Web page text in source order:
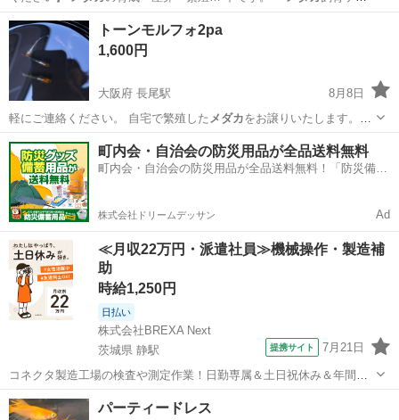
ス12L … x 3 ) ・メダカ 飼育ケース 6L … x 4 ) ・メダカ飼育ケース 4L
… x 3 ) ・
メダカ のボウル x3 ...
東京 世田谷区
トーンモルフォ2pa
1,600円
大阪府 長尾駅
8月8日
軽にご連絡ください。 自宅で繁殖した メダカをお譲りいたします。
【商品内容】 …
大阪 枚方市 長尾駅 その他
町内会・自治会の防災用品が全品送料無料
町内会・自治会の防災用品が全品送料無料！「防災備蓄
株式会社ドリームデッサン Ad
≪月収22万円・派遣社員≫機械操作・製造補
助
時給1,250円
日払い
株式会社BREXA Next
茨城県 静駅
提携サイト 7月21日
コネクタ製造工場の検査や測定作業！日勤専属＆土日祝休み＆年間休
日128日★クリーンルーム内作業★マイカー通勤OK＆無料駐車場あり
★就業先食堂利用可！日払い制度あり！《茨城県常陸大宮市》 人気の
茨城 常陸大宮市
パーティードレス